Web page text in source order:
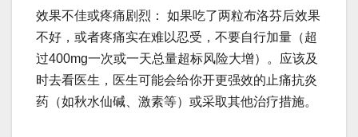
效果不佳或疼痛剧烈： 如果吃了两粒布洛芬后效果
不好，或者疼痛实在难以忍受，不要自行加量（超
过400mg一次或一天总量超标风险大增）。应该及
时去看医生，医生可能会给你开更强效的止痛抗炎
药（如秋水仙碱、激素等）或采取其他治疗措施。